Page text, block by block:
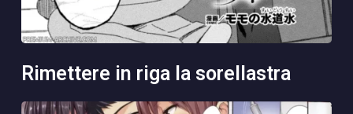
rimettere in riga la sorellastra